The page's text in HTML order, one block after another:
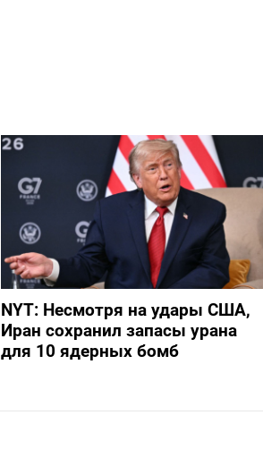
NYT: Несмотря на удары США,
Иран сохранил запасы урана
для 10 ядерных бомб